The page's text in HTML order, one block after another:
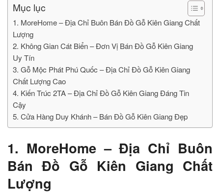
Mục lục
1. MoreHome – Địa Chỉ Buôn Bán Đồ Gỗ Kiên Giang Chất
Lượng
2. Không Gian Cát Biển – Đơn Vị Bán Đồ Gỗ Kiên Giang
Uy Tín
3. Gỗ Mộc Phát Phú Quốc – Địa Chỉ Đồ Gỗ Kiên Giang
Chất Lượng Cao
4. Kiến Trúc 2TA – Địa Chỉ Đồ Gỗ Kiên Giang Đáng Tin
Cậy
5. Cửa Hàng Duy Khánh – Bán Đồ Gỗ Kiên Giang Đẹp
1. MoreHome – Địa Chỉ Buôn
Bán Đồ Gỗ Kiên Giang Chất
Lượng